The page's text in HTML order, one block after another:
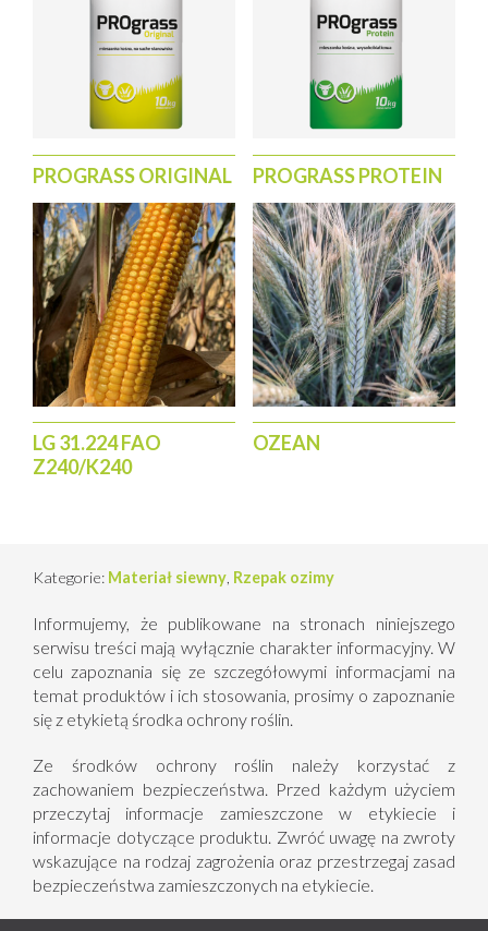
PROGRASS ORIGINAL PROGRASS PROTEIN
LG 31.224 FAO
Z240/K240
OZEAN
Kategorie: Materiał siewny Rzepak ozimy
Informujemy, że publikowane na stronach niniejszego
serwisu treści mają wyłącznie charakter informacyjny. W
celu zapoznania się ze szczegółowymi informacjami na
temat produktów i ich stosowania, prosimy o zapoznanie
się z etykietą środka ochrony roślin.
Ze środków ochrony roślin należy korzystać z
zachowaniem bezpieczeństwa. Przed każdym użyciem
przeczytaj informacje zamieszczone w etykiecie i
informacje dotyczące produktu. Zwróć uwagę na zwroty
wskazujące na rodzaj zagrożenia oraz przestrzegaj zasad
bezpieczeństwa zamieszczonych na etykiecie.